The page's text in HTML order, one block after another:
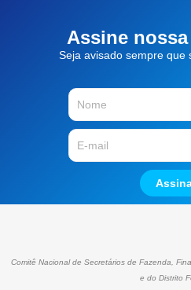
Assine
Seja avisado sempre que
Comitê Nacional de Secretários de Fazenda,
e do Distrito